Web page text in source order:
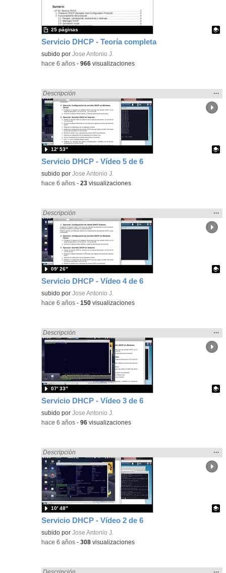
Servicio DHCP - Teoría completa
Contenido educativo.
subido porJose Antonio J.
25 páginas
-hace 6 años -966 visualizaciones
Servicio DHCP - Vídeo 5 de 6
Encontrado «Sistemas Microinformáticos y Redes» en:
Descripción
la
…
Contenido educativo.
subido porJose Antonio J.
12′ 53″
-hace 6 años -23 visualizaciones
Servicio DHCP - Vídeo 4 de 6
Encontrado «Sistemas Microinformáticos y Redes» en:
Descripción
la
…
Contenido educativo.
subido porJose Antonio J.
09′ 26″
-hace 6 años -150 visualizaciones
Servicio DHCP - Vídeo 3 de 6
Encontrado «Sistemas Microinformáticos y Redes» en:
Descripción
la
…
Contenido educativo.
subido porJose Antonio J.
07′ 33″
-hace 6 años -96 visualizaciones
Servicio DHCP - Vídeo 2 de 6
Encontrado «Sistemas Microinformáticos y Redes» en:
Descripción
la
…
Contenido educativo.
subido porJose Antonio J.
10′ 48″
-hace 6 años -308 visualizaciones
Encontrado «Sistemas Microinformáticos y Redes» en:
Descripción …